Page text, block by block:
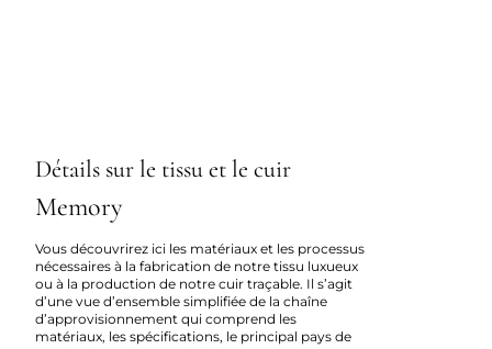
Détails sur le tissu et le cuir
Memory
Vous découvrirez ici les matériaux et les processus
nécessaires à la fabrication de notre tissu luxueux
ou à la production de notre cuir traçable. Il s’agit
d’une vue d’ensemble simplifiée de la chaîne
d’approvisionnement qui comprend les
matériaux, les spécifications, le principal pays de